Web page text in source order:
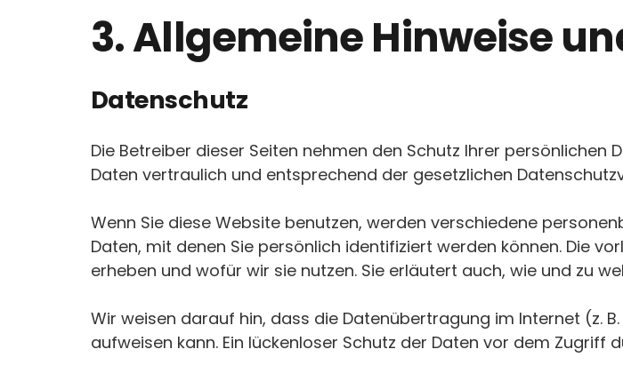
3. Allgemeine Hinweise
Datenschutz
Die Betreiber dieser Seiten nehmen den Schutz Ihrer
Daten vertraulich und entsprechend der gesetzlichen
Wenn Sie diese Website benutzen, werden verschiedene
Daten, mit denen Sie persönlich identifiziert werden können. Die
erheben und wofür wir sie nutzen. Sie erläutert auch, wie und zu
Wir weisen darauf hin, dass die Datenübertragung im Internet (z.
aufweisen kann. Ein lückenloser Schutz der Daten vor dem Zugriff